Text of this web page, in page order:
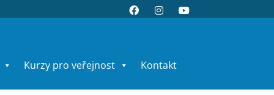
Kurzy pro veřejnost Kontakt